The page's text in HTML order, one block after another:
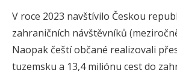
V roce 2023 navštívilo Českou
zahraničních návštěvníků
Naopak čeští občané realizovali
tuzemsku a 13,4 miliónu cest do